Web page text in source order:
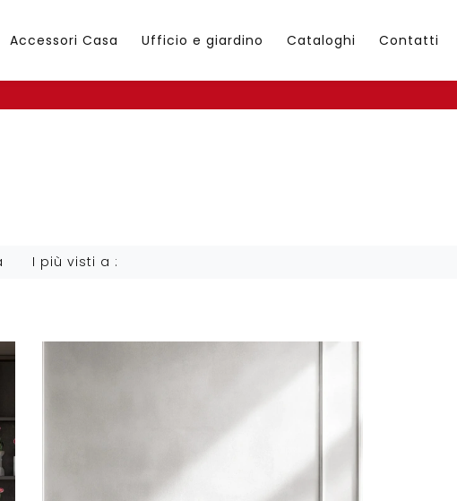
Accessori Casa Ufficio e giardino Cataloghi Contatti
I più visti a :